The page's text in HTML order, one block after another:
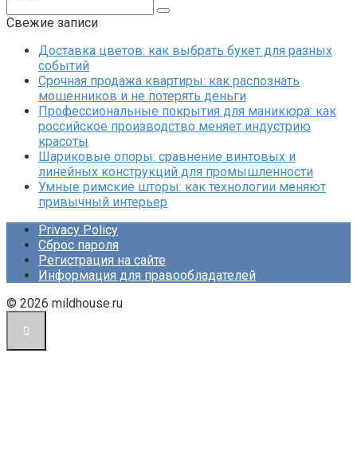
Свежие записи
Доставка цветов: как выбрать букет для разных
событий
Срочная продажа квартиры: как распознать
мошенников и не потерять деньги
Профессиональные покрытия для маникюра: как
российское производство меняет индустрию
красоты
Шариковые опоры: сравнение винтовых и
линейных конструкций для промышленности
Умные римские шторы: как технологии меняют
привычный интерьер
Privacy Policy
Сброс пароля
Регистрация на сайте
Информация для правообладателей
© 2026 mildhouse.ru